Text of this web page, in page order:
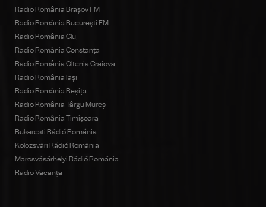
Radio România Brașov FM
Radio România Bucureşti FM
Radio România Cluj
Radio România Constanța
Radio România Oltenia Craiova
Radio România Iași
Radio România Reșița
Radio România Târgu Mureș
Radio România Timișoara
Bukaresti Rádió Románia
Kolozsvári Rádió Románia
Marosvásárhelyi Rádió Románia
Radio Vacanța